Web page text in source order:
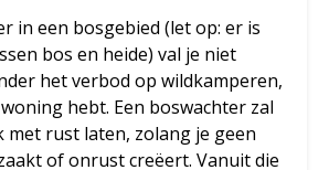
in een bosgebied (let op: er is
bos en heide) val je niet
het verbod op wildkamperen,
hebt. Een boswachter zal
met rust laten, zolang je geen
of onrust creëert. Vanuit die